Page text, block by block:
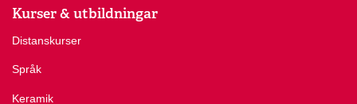
Kurser & utbildningar
Distanskurser
Språk
Keramik